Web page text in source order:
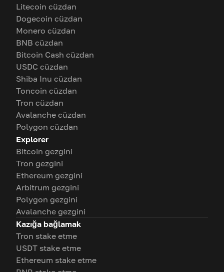
Litecoin cüzdan
Dogecoin cüzdan
Monero cüzdan
BNB cüzdan
Bitcoin Cash cüzdan
USDC cüzdan
Shiba Inu cüzdan
Toncoin cüzdan
Tron cüzdan
Avalanche cüzdan
Polygon cüzdan
Explorer
Bitcoin gezgini
Tron gezgini
Ethereum gezgini
Arbitrum gezgini
Polygon gezgini
Avalanche gezgini
Kazığa bağlamak
Tron stake etme
USDT stake etme
Ethereum stake etme